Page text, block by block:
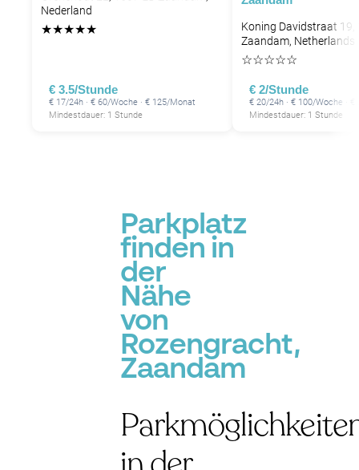
Nederland
★★★★★
€ 3.5/Stunde
€ 17/24h · € 60/Woche · € 125/Monat
Mindestdauer: 1 Stunde
Koning Davidstraat 19,
Zaandam, Netherlands
☆☆☆☆☆
€ 2/Stunde
€ 20/24h · € 100/Woche ·
Mindestdauer: 1 Stunde
Parkplatz
finden in
der
Nähe
von
Rozengracht,
Zaandam